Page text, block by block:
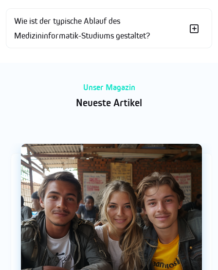
Wie ist der typische Ablauf des
Medizininformatik-Studiums gestaltet?
Unser Magazin
Neueste Artikel